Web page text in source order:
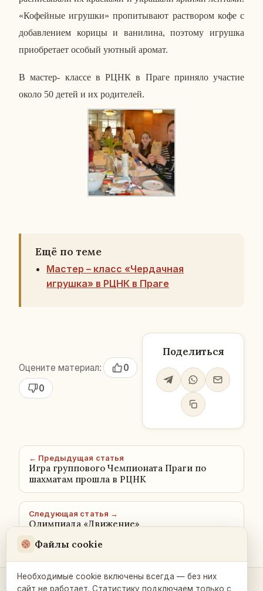
«Ко­фей­ные иг­руш­ки» про­пи­ты­ва­ют рас­тво­ром кофе с
до­бав­ле­ни­ем корицы и ва­ни­ли­на, по­это­му иг­руш­ка
при­об­ре­та­ет особый уютный аромат.
В мастер- классе в РЦНК в Праге при­ня­ло уча­стие
около 50 детей и их ро­ди­те­лей.
Ещё по теме
Мастер – класс «Чердачная
игрушка» в РЦНК в Праге
Оцените материал:
0
0
Поделиться
← Предыдущая статья
Игра группового Чемпионата Праги по
шахматам прошла в РЦНК
Следующая статья →
Олимпиада «Движение»
Файлы cookie
Необходимые cookie включены всегда — без них
сайт не работает. Статистику подключаем только с